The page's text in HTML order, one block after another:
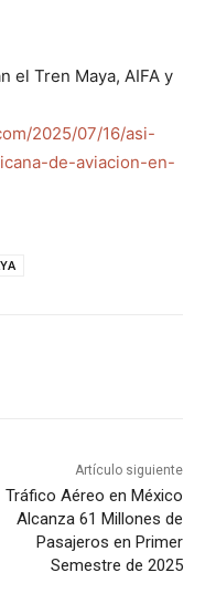
el Tren Maya, AIFA y
2025/07/16/asi-
de-aviacion-en-
Artículo siguiente
Tráfico Aéreo en México
Alcanza 61 Millones de
Pasajeros en Primer
Semestre de 2025